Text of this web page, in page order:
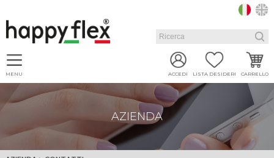
MENU ACCEDI LISTA DESIDERI CARRELLO
AZIENDA